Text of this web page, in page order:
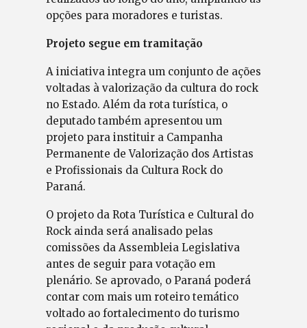
opções para moradores e turistas.
Projeto segue em tramitação
A iniciativa integra um conjunto de ações
voltadas à valorização da cultura do rock
no Estado. Além da rota turística, o
deputado também apresentou um
projeto para instituir a Campanha
Permanente de Valorização dos Artistas
e Profissionais da Cultura Rock do
Paraná.
O projeto da Rota Turística e Cultural do
Rock ainda será analisado pelas
comissões da Assembleia Legislativa
antes de seguir para votação em
plenário. Se aprovado, o Paraná poderá
contar com mais um roteiro temático
voltado ao fortalecimento do turismo